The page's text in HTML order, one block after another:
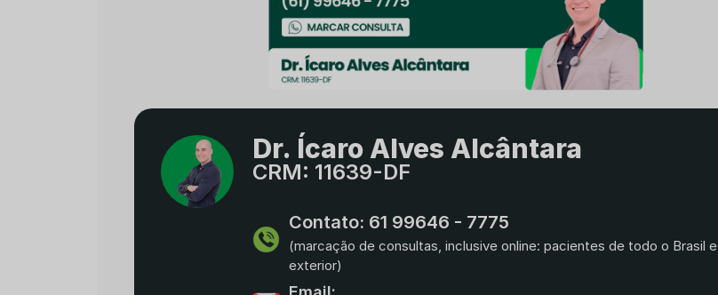
Dr. Ícaro Alves Alcântara
CRM: 11639-DF
Contato: 61 99646 - 7775
(marcação de consultas, inclusive online: pacientes de todo o Brasil e
exterior)